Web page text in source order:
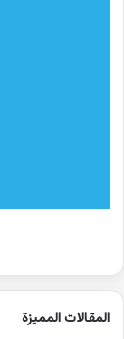
المقالات المميزة